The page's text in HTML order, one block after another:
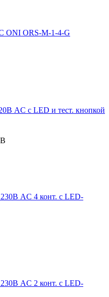
ONI ORS-M-1-4-G
AC с LED и тест. кнопкой
AC 4 конт. с LED-
AC 2 конт. с LED-